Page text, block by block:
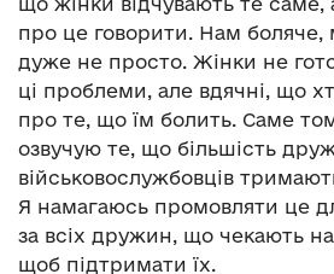
про це говорити. Нам боляче,
дуже не просто. Жінки не
ці проблеми, але вдячні, що
про те, що їм болить. Саме
озвучую те, що більшість
військовослужбовців
Я намагаюсь промовляти це
за всіх дружин, що чекають на
щоб підтримати їх.